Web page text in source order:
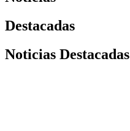
Destacadas
Noticias Destacadas